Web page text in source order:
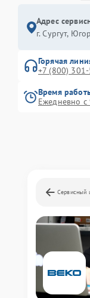
Адрес
г. Сургут,
Горячая
+7 (800)
Время
Ежедневно
Сервисный